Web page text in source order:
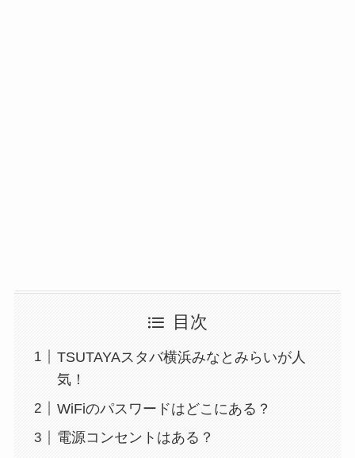
目次
TSUTAYAスタバ横浜みなとみらいが人
気！
WiFiのパスワードはどこにある？
電源コンセントはある？